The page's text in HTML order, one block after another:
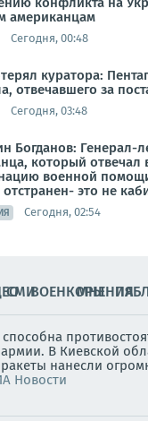
американцам
Сегодня, 00:48
куратора:
отвечавшего за
Сегодня, 03:48
Богданов: Генерал-
который отвечал
военной
отстранен- это не
Сегодня, 02:54
СМИВОЕНКОРЫМНЕНИЯ
В Киевской
нанесли
Новости